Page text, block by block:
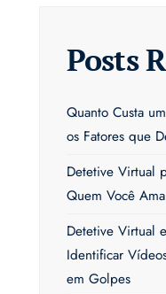
Posts
Quanto Custa
os Fatores que
Detetive Virtual
Quem Você
Detetive Virtual
Identificar
em Golpes